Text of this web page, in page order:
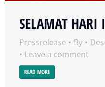
SELAMAT HARI
Pressrelease By
Leave a comment
READ MORE